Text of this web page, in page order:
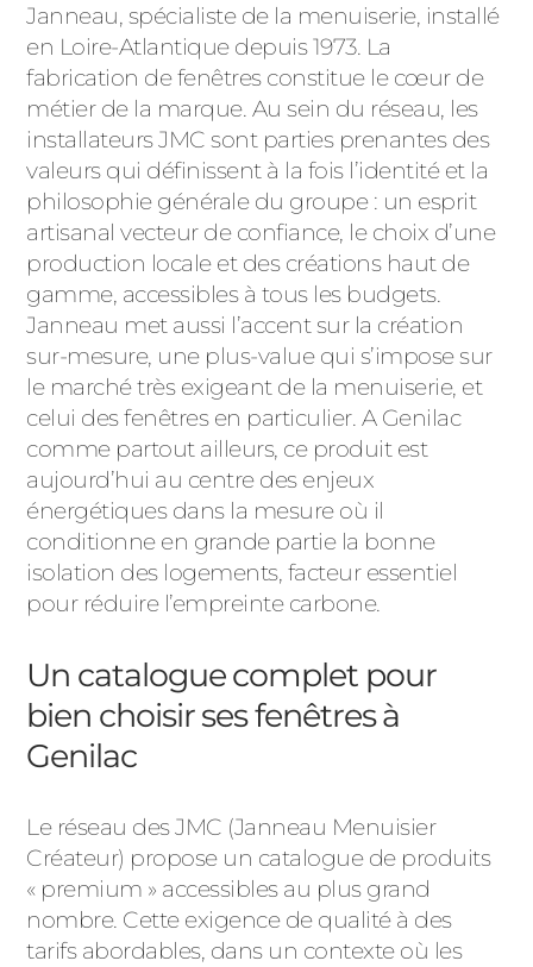
Janneau, spécialiste de la menuiserie, installé
en Loire-Atlantique depuis 1973. La
fabrication de fenêtres constitue le cœur de
métier de la marque. Au sein du réseau, les
installateurs JMC sont parties prenantes des
valeurs qui définissent à la fois l’identité et la
philosophie générale du groupe : un esprit
artisanal vecteur de confiance, le choix d’une
production locale et des créations haut de
gamme, accessibles à tous les budgets.
Janneau met aussi l’accent sur la création
sur-mesure, une plus-value qui s’impose sur
le marché très exigeant de la menuiserie, et
celui des fenêtres en particulier. A Genilac
comme partout ailleurs, ce produit est
aujourd’hui au centre des enjeux
énergétiques dans la mesure où il
conditionne en grande partie la bonne
isolation des logements, facteur essentiel
pour réduire l’empreinte carbone.
Un catalogue complet pour
bien choisir ses fenêtres à
Genilac
Le réseau des JMC (Janneau Menuisier
Créateur) propose un catalogue de produits
« premium » accessibles au plus grand
nombre. Cette exigence de qualité à des
tarifs abordables, dans un contexte où les
ALUMINIUM
ACIER